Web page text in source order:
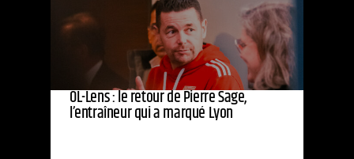
OL-Lens : le retour de Pierre Sage,
l’entraîneur qui a marqué Lyon